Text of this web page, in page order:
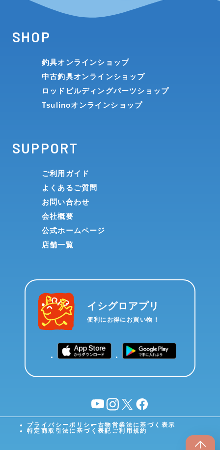
SHOP
釣具オンラインショップ
中古釣具オンラインショップ
ロッドビルディングパーツショップ
Tsulinoオンラインショップ
SUPPORT
ご利用ガイド
よくあるご質問
お問い合わせ
会社概要
公式ホームページ
店舗一覧
イシグロアプリ
便利にお得にお買い物！
YouTubeinstagram
X facebook
プライバシーポリシー古物営業法に基づく表示
特定商取引法に基づく表記 ご利用規約